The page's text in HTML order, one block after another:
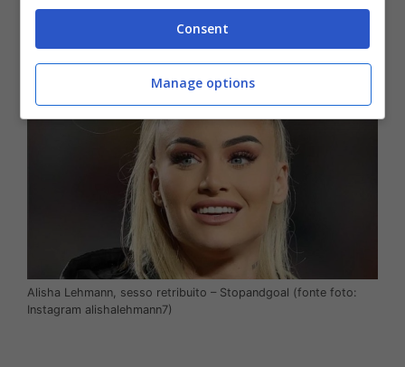
internazionale”.
Alisha Lehmann, sesso retribuito – Stopandgoal (fonte foto:
Instagram alishalehmann7)
Consent
Manage options